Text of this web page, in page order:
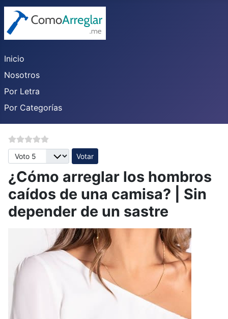
Inicio
Nosotros
Por Letra
Por Categorías
Por favor, vote
¿Cómo arreglar los hombros
caídos de una camisa? | Sin
depender de un sastre